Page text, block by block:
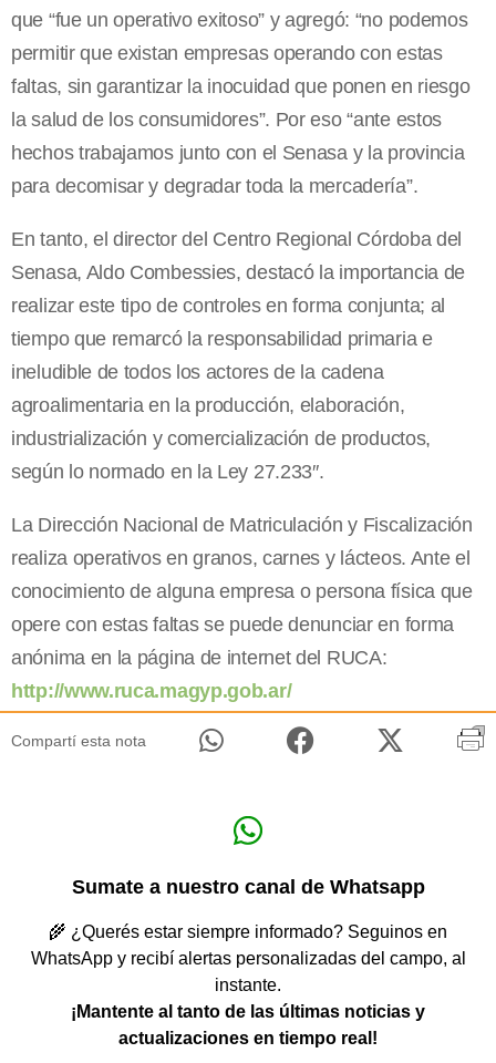
que “fue un operativo exitoso” y agregó: “no podemos
permitir que existan empresas operando con estas
faltas, sin garantizar la inocuidad que ponen en riesgo
la salud de los consumidores”. Por eso “ante estos
hechos trabajamos junto con el Senasa y la provincia
para decomisar y degradar toda la mercadería”.
En tanto, el director del Centro Regional Córdoba del
Senasa, Aldo Combessies, destacó la importancia de
realizar este tipo de controles en forma conjunta; al
tiempo que remarcó la responsabilidad primaria e
ineludible de todos los actores de la cadena
agroalimentaria en la producción, elaboración,
industrialización y comercialización de productos,
según lo normado en la Ley 27.233″.
La Dirección Nacional de Matriculación y Fiscalización
realiza operativos en granos, carnes y lácteos. Ante el
conocimiento de alguna empresa o persona física que
opere con estas faltas se puede denunciar en forma
anónima en la página de internet del RUCA:
http://www.ruca.magyp.gob.ar/
Compartí esta nota
Sumate a nuestro canal de Whatsapp
🌾 ¿Querés estar siempre informado? Seguinos en
WhatsApp y recibí alertas personalizadas del campo, al
instante.
¡Mantente al tanto de las últimas noticias y
actualizaciones en tiempo real!